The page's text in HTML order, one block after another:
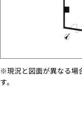
※現況と図面が異なる場
す。